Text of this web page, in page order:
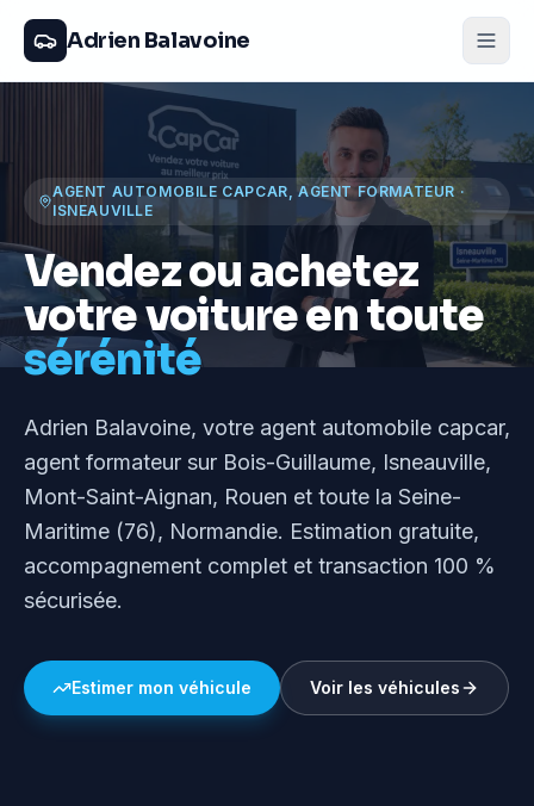
Adrien Balavoine
AGENT AUTOMOBILE CAPCAR, AGENT FORMATEUR ·
ISNEAUVILLE
Vendez ou achetez
votre voiture en toute
sérénité
Adrien Balavoine, votre agent automobile capcar,
agent formateur sur Bois-Guillaume, Isneauville,
Mont-Saint-Aignan, Rouen et toute la Seine-
Maritime (76), Normandie. Estimation gratuite,
accompagnement complet et transaction 100 %
sécurisée.
Estimer mon véhicule Voir les véhicules